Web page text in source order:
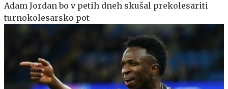
Adam Jordan bo v petih dneh skušal prekolesariti
turnokolesarsko pot